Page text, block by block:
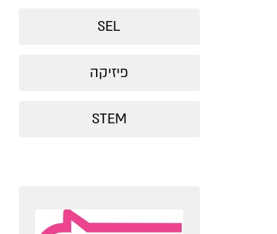
SEL
פיזיקה
STEM